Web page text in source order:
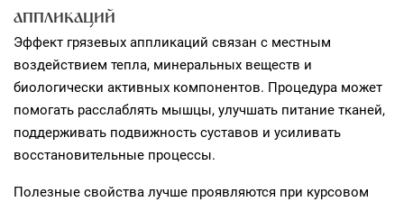
аппликаций
Эффект грязевых аппликаций связан с местным
воздействием тепла, минеральных веществ и
биологически активных компонентов. Процедура может
помогать расслаблять мышцы, улучшать питание тканей,
поддерживать подвижность суставов и усиливать
восстановительные процессы.
Полезные свойства лучше проявляются при курсовом